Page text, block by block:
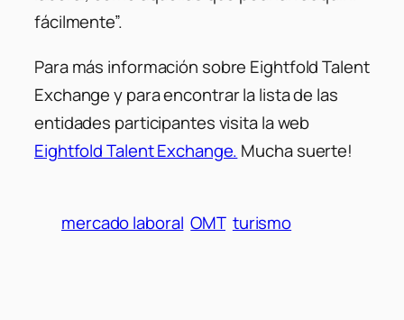
fácilmente”.
Para más información sobre Eightfold Talent
Exchange y para encontrar la lista de las
entidades participantes visita la web
Eightfold Talent Exchange. Mucha suerte!
mercado laboral OMT turismo